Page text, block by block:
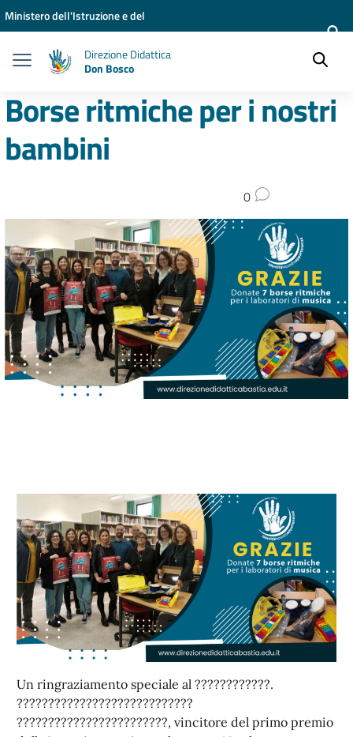
Vai ai contenuti
Vai al menu di navigazione
Vai al footer
Ministero dell'Istruzione e del
Direzione Didattica
Don Bosco
Borse ritmiche per i nostri
bambini
0
Un ringraziamento speciale al ????????????.
????????????????????????????
????????????????????????, vincitore del primo premio